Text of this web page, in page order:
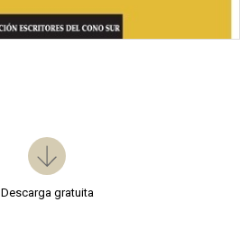
Descarga gratuita